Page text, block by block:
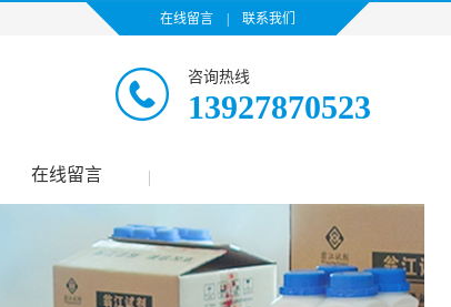
在线留言 联系我们
咨询热线
13927870523
在线留言